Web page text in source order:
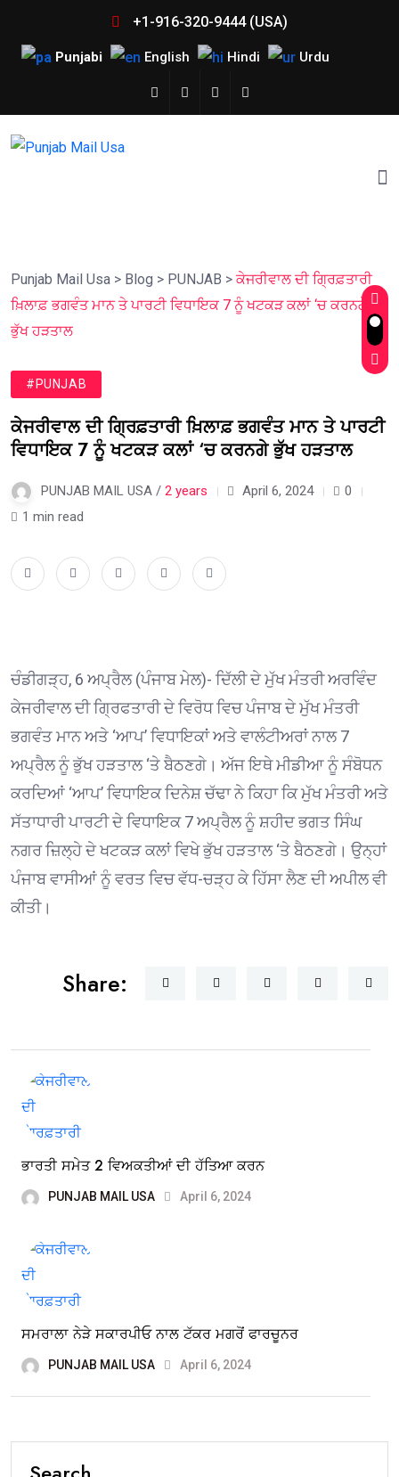
+1-916-320-9444 (USA)
Punjabi English Hindi Urdu
Punjab Mail Usa > Blog > PUNJAB > ਕੇਜਰੀਵਾਲ ਦੀ ਗ੍ਰਿਫ਼ਤਾਰੀ
ਖ਼ਿਲਾਫ਼ ਭਗਵੰਤ ਮਾਨ ਤੇ ਪਾਰਟੀ ਵਿਧਾਇਕ 7 ਨੂੰ ਖਟਕੜ ਕਲਾਂ ‘ਚ ਕਰਨਗੇ
ਭੁੱਖ ਹੜਤਾਲ
#PUNJAB
ਕੇਜਰੀਵਾਲ ਦੀ ਗ੍ਰਿਫ਼ਤਾਰੀ ਖ਼ਿਲਾਫ਼ ਭਗਵੰਤ ਮਾਨ ਤੇ ਪਾਰਟੀ
ਵਿਧਾਇਕ 7 ਨੂੰ ਖਟਕੜ ਕਲਾਂ ‘ਚ ਕਰਨਗੇ ਭੁੱਖ ਹੜਤਾਲ
PUNJAB MAIL USA / 2 years April 6, 2024
0
1 min read
ਚੰਡੀਗੜ੍ਹ, 6 ਅਪ੍ਰੈਲ (ਪੰਜਾਬ ਮੇਲ)- ਦਿੱਲੀ ਦੇ ਮੁੱਖ ਮੰਤਰੀ ਅਰਵਿੰਦ
ਕੇਜਰੀਵਾਲ ਦੀ ਗ੍ਰਿਫਤਾਰੀ ਦੇ ਵਿਰੋਧ ਵਿਚ ਪੰਜਾਬ ਦੇ ਮੁੱਖ ਮੰਤਰੀ
ਭਗਵੰਤ ਮਾਨ ਅਤੇ ‘ਆਪ’ ਵਿਧਾਇਕਾਂ ਅਤੇ ਵਾਲੰਟੀਅਰਾਂ ਨਾਲ 7
ਅਪ੍ਰੈਲ ਨੂੰ ਭੁੱਖ ਹੜਤਾਲ ‘ਤੇ ਬੈਠਣਗੇ। ਅੱਜ ਇਥੇ ਮੀਡੀਆ ਨੂੰ ਸੰਬੋਧਨ
ਕਰਦਿਆਂ ‘ਆਪ’ ਵਿਧਾਇਕ ਦਿਨੇਸ਼ ਚੱਢਾ ਨੇ ਕਿਹਾ ਕਿ ਮੁੱਖ ਮੰਤਰੀ ਅਤੇ
ਸੱਤਾਧਾਰੀ ਪਾਰਟੀ ਦੇ ਵਿਧਾਇਕ 7 ਅਪ੍ਰੈਲ ਨੂੰ ਸ਼ਹੀਦ ਭਗਤ ਸਿੰਘ
ਨਗਰ ਜ਼ਿਲ੍ਹੇ ਦੇ ਖਟਕੜ ਕਲਾਂ ਵਿਖੇ ਭੁੱਖ ਹੜਤਾਲ ‘ਤੇ ਬੈਠਣਗੇ। ਉਨ੍ਹਾਂ
ਪੰਜਾਬ ਵਾਸੀਆਂ ਨੂੰ ਵਰਤ ਵਿਚ ਵੱਧ-ਚੜ੍ਹ ਕੇ ਹਿੱਸਾ ਲੈਣ ਦੀ ਅਪੀਲ ਵੀ
ਕੀਤੀ।
Share:
ਭਾਰਤੀ ਸਮੇਤ 2 ਵਿਅਕਤੀਆਂ ਦੀ ਹੱਤਿਆ ਕਰਨ
PUNJAB MAIL USA April 6, 2024
ਸਮਰਾਲਾ ਨੇੜੇ ਸਕਾਰਪੀਓ ਨਾਲ ਟੱਕਰ ਮਗਰੋਂ ਫਾਰਚੂਨਰ
PUNJAB MAIL USA April 6, 2024